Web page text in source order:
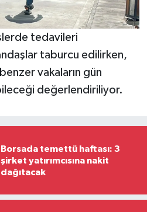
tedavileri
taburcu edilirken,
vakaların gün
değerlendiriliyor.
Borsada temettü haftası: 3
şirket yatırımcısına nakit
dağıtacak